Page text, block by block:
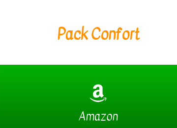
Pack Confort
Amazon
Il ne reste plus qu'à glisser - déposer